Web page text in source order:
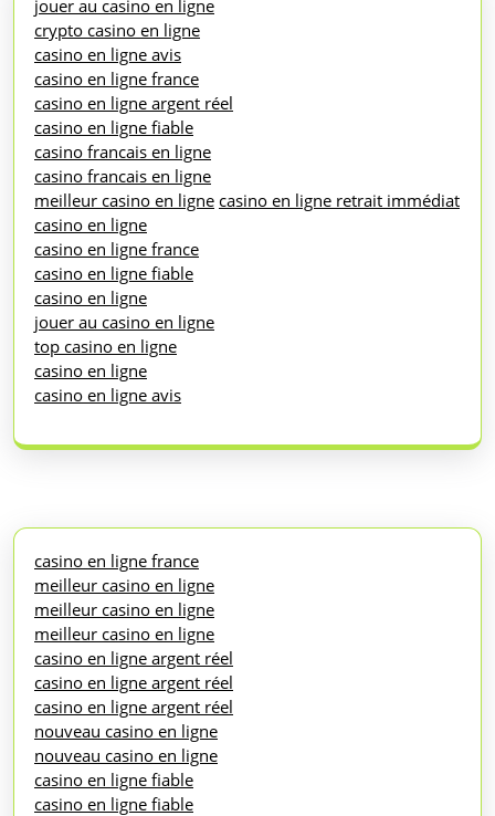
jouer au casino en ligne
crypto casino en ligne
casino en ligne avis
casino en ligne france
casino en ligne argent réel
casino en ligne fiable
casino francais en ligne
casino francais en ligne
meilleur casino en ligne casino en ligne retrait immédiat
casino en ligne
casino en ligne france
casino en ligne fiable
casino en ligne
jouer au casino en ligne
top casino en ligne
casino en ligne
casino en ligne avis
casino en ligne france
meilleur casino en ligne
meilleur casino en ligne
meilleur casino en ligne
casino en ligne argent réel
casino en ligne argent réel
casino en ligne argent réel
nouveau casino en ligne
nouveau casino en ligne
casino en ligne fiable
casino en ligne fiable